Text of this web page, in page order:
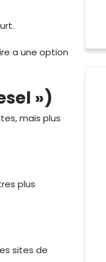
a une option
»)
mais plus
plus
sites de